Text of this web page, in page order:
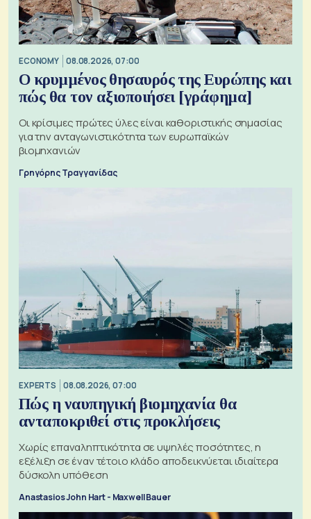
ECONOMY 08.08.2026, 07:00
Ο κρυμμένος θησαυρός της Ευρώπης και
πώς θα τον αξιοποιήσει [γράφημα]
Οι κρίσιμες πρώτες ύλες είναι καθοριστικής σημασίας
για την ανταγωνιστικότητα των ευρωπαϊκών
βιομηχανιών
Γρηγόρης Τραγγανίδας
EXPERTS 08.08.2026, 07:00
Πώς η ναυπηγική βιομηχανία θα
ανταποκριθεί στις προκλήσεις
Χωρίς επαναληπτικότητα σε υψηλές ποσότητες, η
εξέλιξη σε έναν τέτοιο κλάδο αποδεικνύεται ιδιαίτερα
δύσκολη υπόθεση
Anastasios John Hart - Maxwell Bauer